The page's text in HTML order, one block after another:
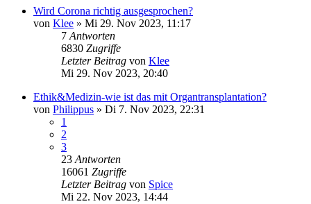
Wird Corona richtig ausgesprochen?
von Klee » Mi 29. Nov 2023, 11:17
7 Antworten
6830 Zugriffe
Letzter Beitrag von Klee
Mi 29. Nov 2023, 20:40
Ethik&Medizin-wie ist das mit Organtransplantation?
von Philippus » Di 7. Nov 2023, 22:31
1
2
3
23 Antworten
16061 Zugriffe
Letzter Beitrag von Spice
Mi 22. Nov 2023, 14:44